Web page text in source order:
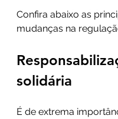
Confira abaixo as
mudanças na
solidária
É de extrema